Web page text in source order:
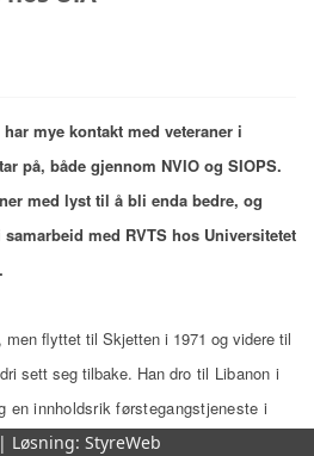
mye kontakt med veteraner i
på, både gjennom NVIO og SIOPS.
med lyst til å bli enda bedre, og
med RVTS hos Universitetet
men flyttet til Skjetten i 1971 og videre til
sett seg tilbake. Han dro til Libanon i
en innholdsrikførstegangstjeneste i
del av kontigent 13, i Ebel es-Saqi
Løsning: StyreWeb